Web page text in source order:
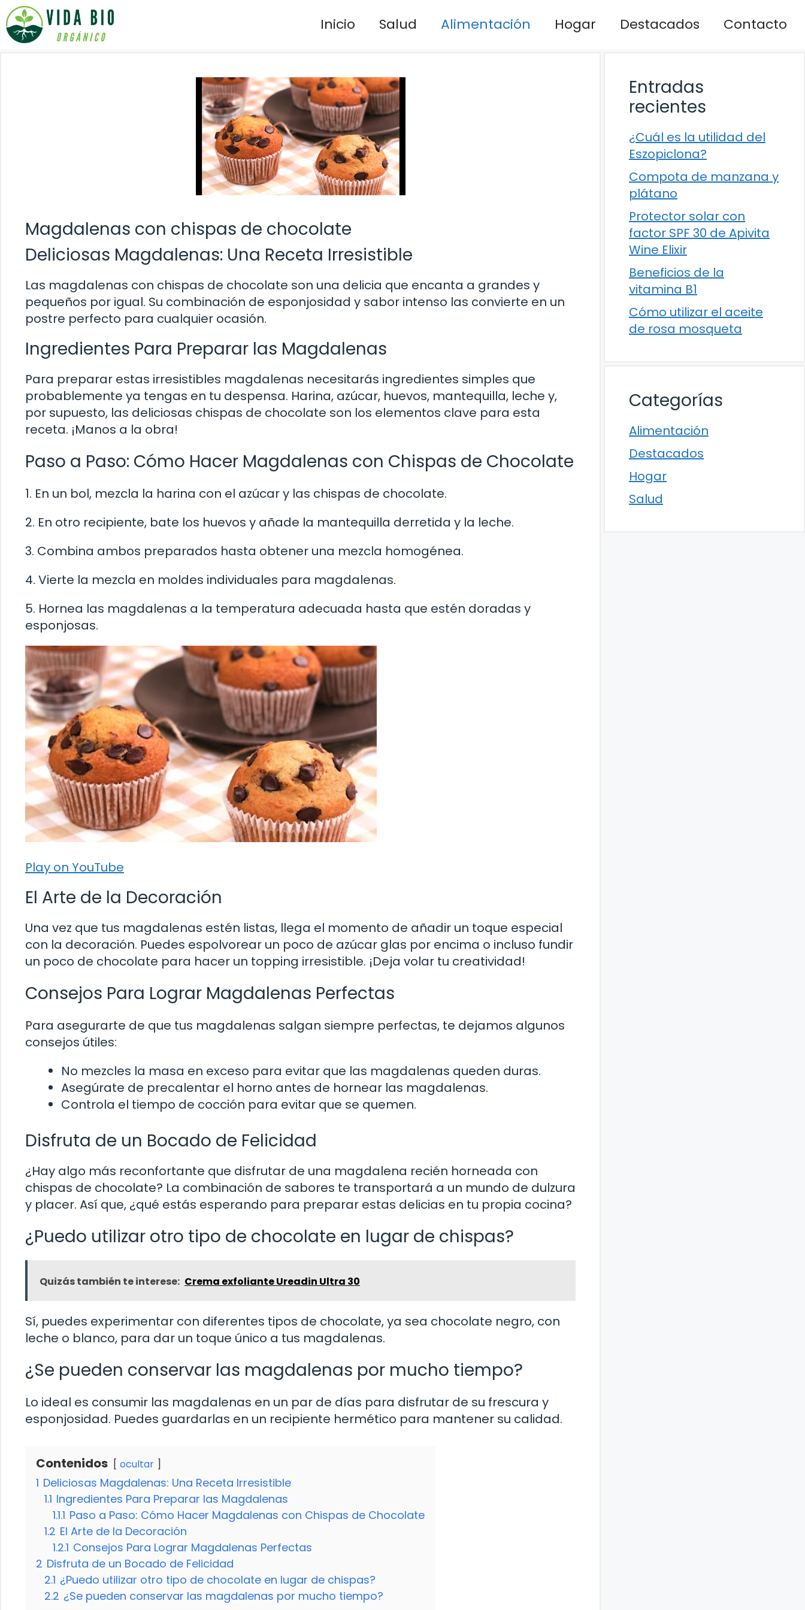
Saltar
al
contenido
Inicio Salud Alimentación Hogar Destacados Contacto
Magdalenas con chispas de chocolate
Deliciosas Magdalenas: Una Receta Irresistible
Las magdalenas con chispas de chocolate son una delicia que encanta a grandes y
pequeños por igual. Su combinación de esponjosidad y sabor intenso las convierte en un
postre perfecto para cualquier ocasión.
Ingredientes Para Preparar las Magdalenas
Para preparar estas irresistibles magdalenas necesitarás ingredientes simples que
probablemente ya tengas en tu despensa. Harina, azúcar, huevos, mantequilla, leche y,
por supuesto, las deliciosas chispas de chocolate son los elementos clave para esta
receta. ¡Manos a la obra!
Paso a Paso: Cómo Hacer Magdalenas con Chispas de Chocolate
1. En un bol, mezcla la harina con el azúcar y las chispas de chocolate.
2. En otro recipiente, bate los huevos y añade la mantequilla derretida y la leche.
3. Combina ambos preparados hasta obtener una mezcla homogénea.
4. Vierte la mezcla en moldes individuales para magdalenas.
5. Hornea las magdalenas a la temperatura adecuada hasta que estén doradas y
esponjosas.
Play on YouTube
El Arte de la Decoración
Una vez que tus magdalenas estén listas, llega el momento de añadir un toque especial
con la decoración. Puedes espolvorear un poco de azúcar glas por encima o incluso fundir
un poco de chocolate para hacer un topping irresistible. ¡Deja volar tu creatividad!
Consejos Para Lograr Magdalenas Perfectas
Para asegurarte de que tus magdalenas salgan siempre perfectas, te dejamos algunos
consejos útiles:
No mezcles la masa en exceso para evitar que las magdalenas queden duras.
Asegúrate de precalentar el horno antes de hornear las magdalenas.
Controla el tiempo de cocción para evitar que se quemen.
Disfruta de un Bocado de Felicidad
¿Hay algo más reconfortante que disfrutar de una magdalena recién horneada con
chispas de chocolate? La combinación de sabores te transportará a un mundo de dulzura
y placer. Así que, ¿qué estás esperando para preparar estas delicias en tu propia cocina?
¿Puedo utilizar otro tipo de chocolate en lugar de chispas?
Quizás también te interese: Crema exfoliante Ureadin Ultra 30
Sí, puedes experimentar con diferentes tipos de chocolate, ya sea chocolate negro, con
leche o blanco, para dar un toque único a tus magdalenas.
¿Se pueden conservar las magdalenas por mucho tiempo?
Lo ideal es consumir las magdalenas en un par de días para disfrutar de su frescura y
esponjosidad. Puedes guardarlas en un recipiente hermético para mantener su calidad.
Contenidos ocultar
1 Deliciosas Magdalenas: Una Receta Irresistible
1.1 Ingredientes Para Preparar las Magdalenas
1.1.1 Paso a Paso: Cómo Hacer Magdalenas con Chispas de Chocolate
1.2 El Arte de la Decoración
1.2.1 Consejos Para Lograr Magdalenas Perfectas
2 Disfruta de un Bocado de Felicidad
2.1 ¿Puedo utilizar otro tipo de chocolate en lugar de chispas?
2.2 ¿Se pueden conservar las magdalenas por mucho tiempo?
Entradas
recientes
¿Cuál es la utilidad del
Eszopiclona?
Compota de manzana y
plátano
Protector solar con
factor SPF 30 de Apivita
Wine Elixir
Beneficios de la
vitamina B1
Cómo utilizar el aceite
de rosa mosqueta
Categorías
Alimentación
Destacados
Hogar
Salud